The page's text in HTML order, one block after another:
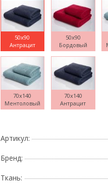
50x90
Антрацит
50x90
Бордовый
70x140
Ментоловый
70x140
Антрацит
Артикул:
Бренд:
Ткань: